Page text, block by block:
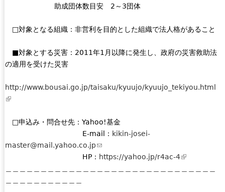
助成団体数目安 2～3団体
□対象となる組織：非営利を目的とした組織で法人格があること
■対象とする災害：2011年1月以降に発生し、政府の災害救助法
の適用を受けた災害
http://www.bousai.go.jp/taisaku/kyuujo/kyuujo_tekiyou.html
(
k
□申込み・問合せ先：Yahoo!基金
E-mail： kikin-josei-
master@mail.yahoo.co.jp(
HP： https://yahoo.jp/r4ac-4(